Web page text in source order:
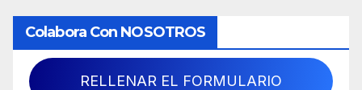
Colabora Con NOSOTROS
RELLENAR EL FORMULARIO